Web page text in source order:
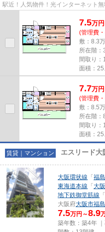
駅近！人気物件！光インターネット無
7.5万円
(管理費
敷：8.3
所在階：
間取り：
面積：
7.7万円
(管理費
敷：8.5
所在階：
間取り：
面積：
賃貸｜マンション エスリード大
大阪環状線 「 福島
東海道本線 「 大阪
地下鉄御堂筋線 「
大阪府大阪市福
7.5万円～8.9
築年数：築4年 ｜